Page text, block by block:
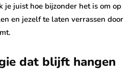
je juist hoe bijzonder het is om op
en jezelf te laten verrassen door
dat blijft hangen